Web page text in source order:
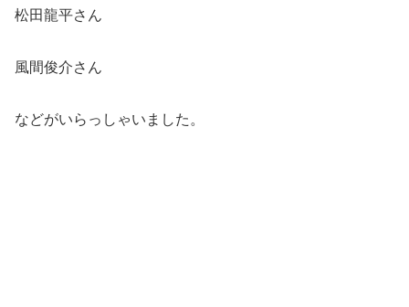
松田龍平さん
風間俊介さん
などがいらっしゃいました。